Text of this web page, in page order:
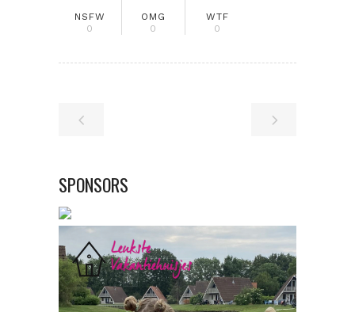
NSFW
0
OMG
0
WTF
0
SPONSORS